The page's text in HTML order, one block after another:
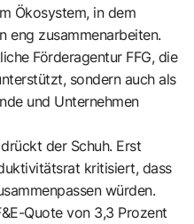
Ökosystem, in dem
eng zusammenarbeiten.
Förderagentur FFG, die
sondern auch als
und Unternehmen
der Schuh. Erst
kritisiert, dass
würden.
Quote von 3,3 Prozent